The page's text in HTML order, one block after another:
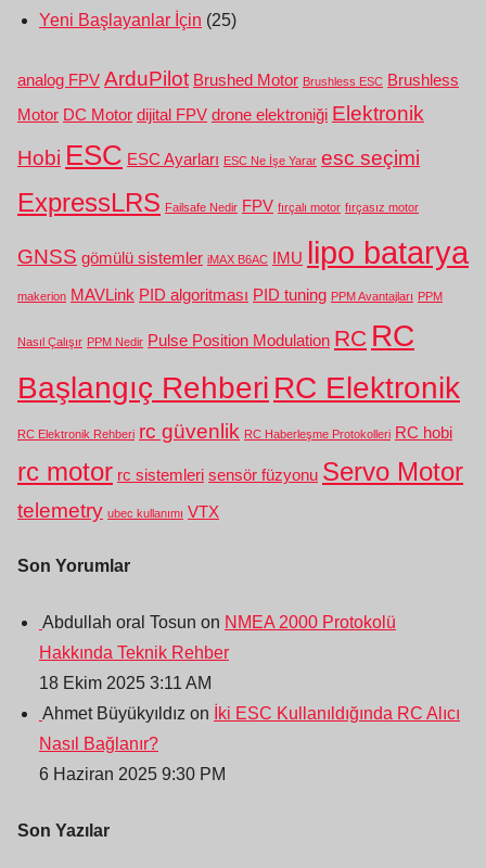
Yeni Başlayanlar İçin (25)
analog FPV ArduPilot Brushed Motor Brushless ESC Brushless
Motor DC Motor dijital FPV drone elektroniği Elektronik
Hobi ESC ESC Ayarları ESC Ne İşe Yarar esc seçimi
ExpressLRS Failsafe Nedir FPV fırçalı motor fırçasız motor
GNSS gömülü sistemler iMAX B6AC IMU lipo batarya
makerion MAVLink PID algoritması PID tuning PPM Avantajları PPM
Nasıl Çalışır PPM Nedir Pulse Position Modulation RC RC
Başlangıç Rehberi RC Elektronik
RC Elektronik Rehberi rc güvenlik RC Haberleşme Protokolleri RC hobi
rc motor rc sistemleri sensör füzyonu Servo Motor
telemetry ubec kullanımı VTX
Son Yorumlar
Abdullah oral Tosun on NMEA 2000 Protokolü
Hakkında Teknik Rehber
18 Ekim 2025 3:11 AM
Ahmet Büyükyıldız on
İki ESC Kullanıldığında RC Alıcı
Nasıl Bağlanır?
6 Haziran 2025 9:30 PM
Son Yazılar